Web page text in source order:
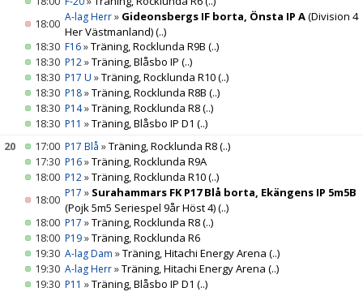
18:00 A-lag Herr» Gideonsbergs IF borta, Önsta IP A(Division 4
Her Västmanland)(..)
18:30 F16»Träning, Rocklunda R9B (..)
18:30 P12»Träning, Blåsbo IP (..)
18:30 P17 U »Träning, Rocklunda R10(..)
18:30 P18»Träning, Rocklunda R8B (..)
18:30 P14»Träning, Rocklunda R8(..)
18:30 P11 »Träning, Blåsbo IP D1 (..)
20
17:00 P17 Blå »Träning, Rocklunda R8(..)
17:30 P16»Träning, Rocklunda R9A
18:00 P12»Träning, Rocklunda R10(..)
18:00 P17 » Surahammars FK P17 Blå borta, Ekängens IP 5m5B
(Pojk 5m5 Seriespel 9år Höst 4)(..)
18:00 P17 »Träning, Rocklunda R8(..)
18:00 P19»Träning, Rocklunda R6
19:30 A-lag Dam »Träning, Hitachi Energy Arena (..)
19:30 A-lag Herr»Träning, Hitachi Energy Arena (..)
19:30 P11 »Träning, Blåsbo IP D1 (..)